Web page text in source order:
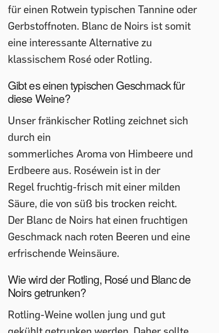
für einen Rotwein typischen Tannine oder
Gerbstoffnoten. Blanc de Noirs ist somit
eine interessante Alternative zu
klassischem Rosé oder Rotling.
Gibt es einen typischen Geschmack für
diese Weine?
Unser fränkischer Rotling zeichnet sich
durch ein
sommerliches Aroma von Himbeere und
Erdbeere aus. Roséwein ist in der
Regel fruchtig-frisch mit einer milden
Säure, die von süß bis trocken reicht.
Der Blanc de Noirs hat einen fruchtigen
Geschmack nach roten Beeren und eine
erfrischende Weinsäure.
Wie wird der Rotling, Rosé und Blanc de
Noirs getrunken?
Rotling-Weine wollen jung und gut